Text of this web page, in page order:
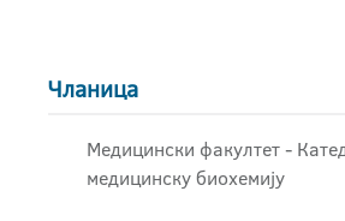
Чланица
Медицински факултет -
медицинску биохемију